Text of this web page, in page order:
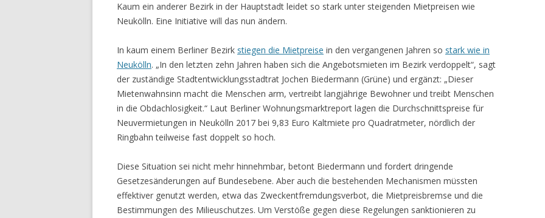
Kaum ein anderer Bezirk in der Hauptstadt leidet so stark unter steigenden Mietpreisen wie
Neukölln. Eine Initiative will das nun ändern.
In kaum einem Berliner Bezirk stiegen die Mietpreise in den vergangenen Jahren so stark wie in
Neukölln. „In den letzten zehn Jahren haben sich die Angebotsmieten im Bezirk verdoppelt“, sagt
der zuständige Stadtentwicklungsstadtrat Jochen Biedermann (Grüne) und ergänzt: „Dieser
Mietenwahnsinn macht die Menschen arm, vertreibt langjährige Bewohner und treibt Menschen
in die Obdachlosigkeit.“ Laut Berliner Wohnungsmarktreport lagen die Durchschnittspreise für
Neuvermietungen in Neukölln 2017 bei 9,83 Euro Kaltmiete pro Quadratmeter, nördlich der
Ringbahn teilweise fast doppelt so hoch.
Diese Situation sei nicht mehr hinnehmbar, betont Biedermann und fordert dringende
Gesetzesänderungen auf Bundesebene. Aber auch die bestehenden Mechanismen müssten
effektiver genutzt werden, etwa das Zweckentfremdungsverbot, die Mietpreisbremse und die
Bestimmungen des Milieuschutzes. Um Verstöße gegen diese Regelungen sanktionieren zu